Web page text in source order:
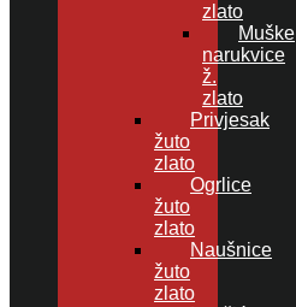
zlato
Muške
narukvice
ž.
zlato
Privjesak
žuto
zlato
Ogrlice
žuto
zlato
Naušnice
žuto
zlato